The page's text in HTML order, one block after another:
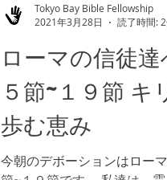
ローマの信徒
５節~１９節
歩む恵み
今朝のデボーションはロー
Tokyo Bay Bible Fellowship
2021年3月28日
読了時間: